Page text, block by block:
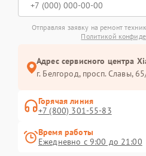
Отправляя заявку на ремонт
Политикой
Адрес сервисного центра
г. Белгород, просп. Славы,
Горячая линия
+7 (800) 301-55-83
Время работы
Ежедневно с 9:00 до 21:00